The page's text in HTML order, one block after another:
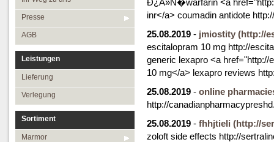
Leisten
Medallions
Antikmarmor
Presse
AGB
Leistungen
Lieferung
Verlegung
Sortiment
Marmor
Ð¿Â»Ñ�warfarin <a
inr</a> coumadin antidote
25.08.2019 - jmiostity (http://
escitalopram 10 mg http://
generic lexapro <a
10 mg</a> lexapro reviews
25.08.2019 - online
http://
25.08.2019 - fhhjtieli (http://
zoloft side effects http://